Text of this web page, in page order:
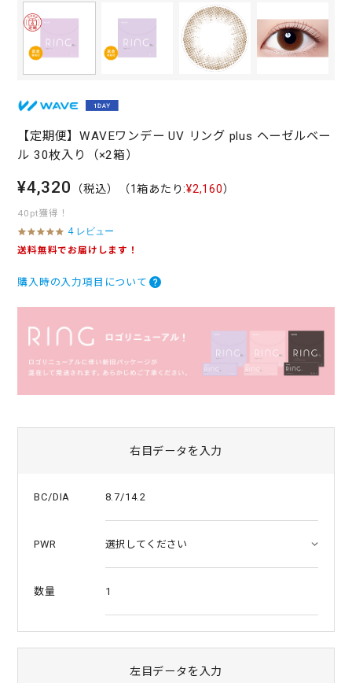
【定期便】WAVEワンデー UV リング plus ヘーゼルベー
ル 30枚入り（×2箱）
¥4,320 （税込） （1箱あたり:¥2,160）
40pt獲得！
5
.
t
r
i
n
g
4 レビュー
送料無料でお届けします！
購入時の入力項目について
右目データを入力
BC/DIA 8.7/14.2
PWR
数量 1
左目データを入力